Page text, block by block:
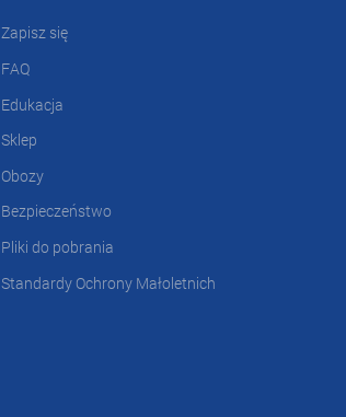
Zapisz się
FAQ
Edukacja
Sklep
Obozy
Bezpieczeństwo
Pliki do pobrania
Standardy Ochrony Małoletnich